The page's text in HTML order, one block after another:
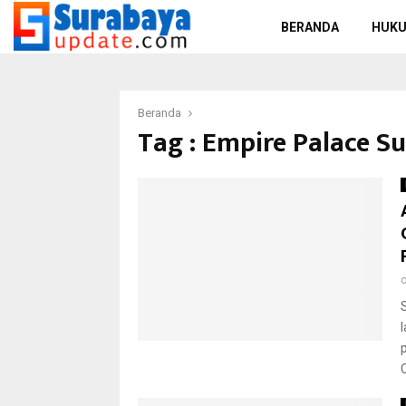
BERANDA
Beranda
Tag : Empire Palace